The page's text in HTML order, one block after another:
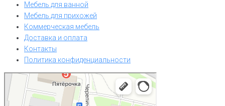
Мебель для ванной
Мебель для прихожей
Коммерческая мебель
Доставка и оплата
Контакты
Политика конфиденциальности
Нижний Новгород
Посёлок Черепичный, 14В — Яндекс Карты